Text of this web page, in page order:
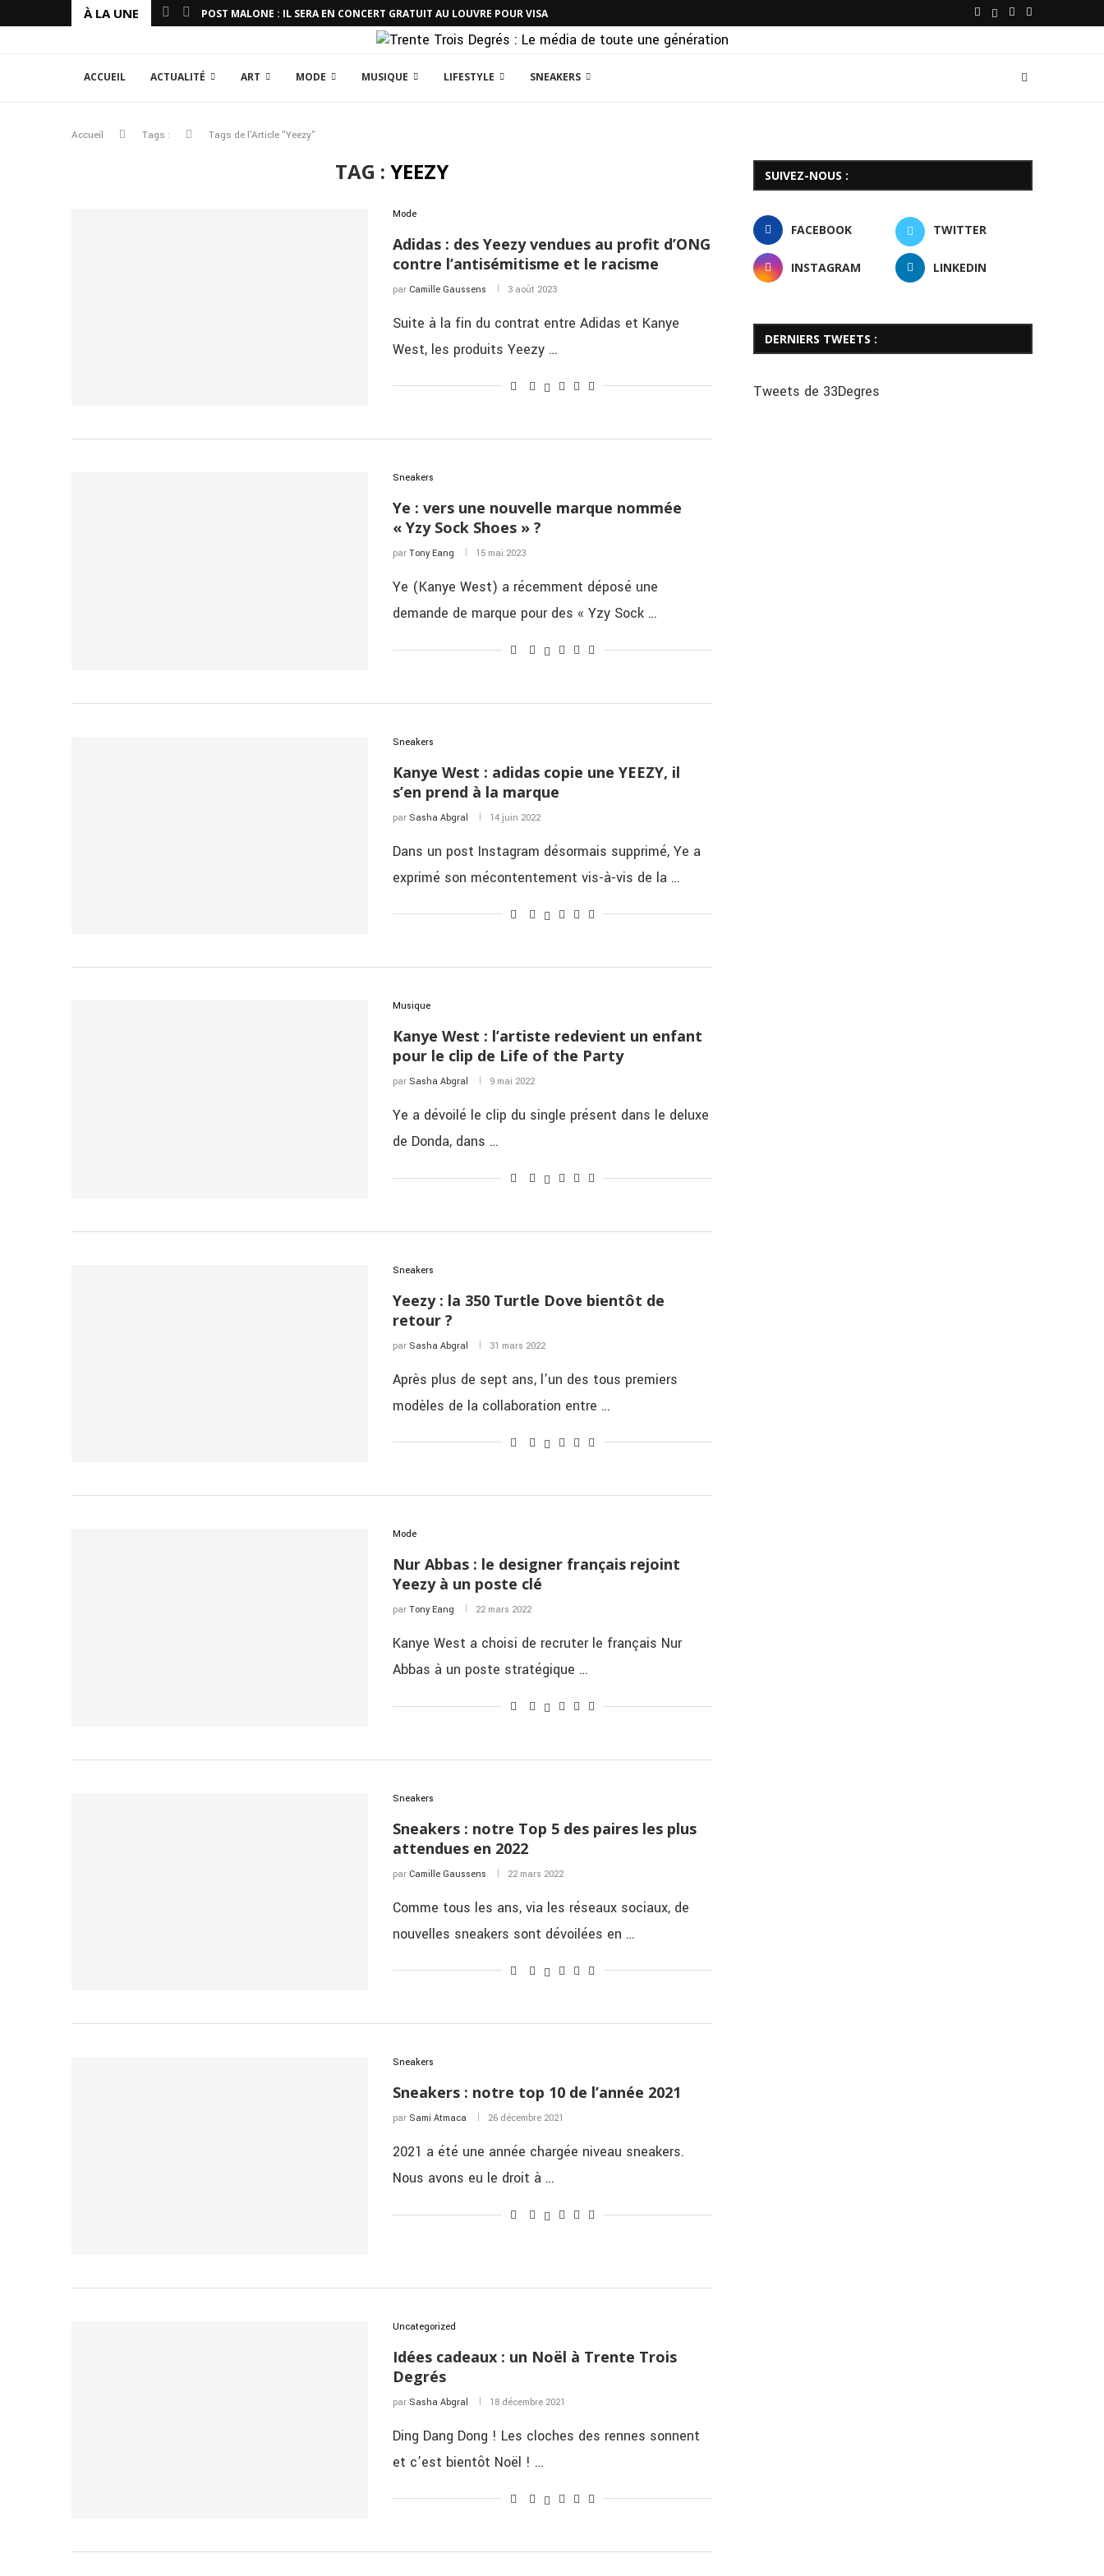
À LA UNE POST MALONE : IL SERA EN CONCERT GRATUIT AU LOUVRE POUR VISA
ACCUEIL ACTUALITÉ ART MODE MUSIQUE LIFESTYLE SNEAKERS
Accueil Tags : Tags de l'Article "Yeezy"
TAG : YEEZY
Mode
Adidas : des Yeezy vendues au profit d’ONG
contre l’antisémitisme et le racisme
par Camille Gaussens 3 août 2023
Suite à la fin du contrat entre Adidas et Kanye
West, les produits Yeezy …
Sneakers
Ye : vers une nouvelle marque nommée
« Yzy Sock Shoes » ?
par Tony Eang 15 mai 2023
Ye (Kanye West) a récemment déposé une
demande de marque pour des « Yzy Sock …
Sneakers
Kanye West : adidas copie une YEEZY, il
s’en prend à la marque
par Sasha Abgral 14 juin 2022
Dans un post Instagram désormais supprimé, Ye a
exprimé son mécontentement vis-à-vis de la …
Musique
Kanye West : l’artiste redevient un enfant
pour le clip de Life of the Party
par Sasha Abgral 9 mai 2022
Ye a dévoilé le clip du single présent dans le deluxe
de Donda, dans …
Sneakers
Yeezy : la 350 Turtle Dove bientôt de
retour ?
par Sasha Abgral 31 mars 2022
Après plus de sept ans, l’un des tous premiers
modèles de la collaboration entre …
Mode
Nur Abbas : le designer français rejoint
Yeezy à un poste clé
par Tony Eang 22 mars 2022
Kanye West a choisi de recruter le français Nur
Abbas à un poste stratégique …
Sneakers
Sneakers : notre Top 5 des paires les plus
attendues en 2022
par Camille Gaussens 22 mars 2022
Comme tous les ans, via les réseaux sociaux, de
nouvelles sneakers sont dévoilées en …
Sneakers
Sneakers : notre top 10 de l’année 2021
par Sami Atmaca 26 décembre 2021
2021 a été une année chargée niveau sneakers.
Nous avons eu le droit à …
Uncategorized
Idées cadeaux : un Noël à Trente Trois
Degrés
par Sasha Abgral 18 décembre 2021
Ding Dang Dong ! Les cloches des rennes sonnent
et c’est bientôt Noël ! …
SUIVEZ-NOUS :
FACEBOOK TWITTER
INSTAGRAM LINKEDIN
DERNIERS TWEETS :
Tweets de 33Degres